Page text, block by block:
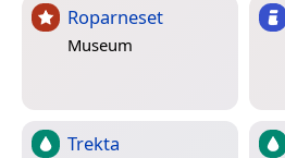
Roparneset
Museum
Trekta